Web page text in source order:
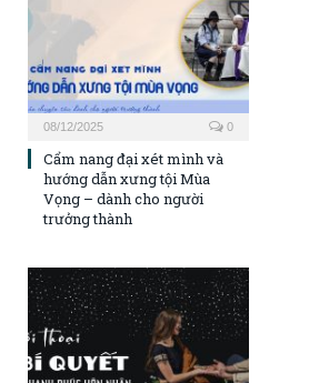
08/12/2025 0
Cẩm nang đại xét mình và
hướng dẫn xưng tội Mùa
Vọng – dành cho người
trưởng thành